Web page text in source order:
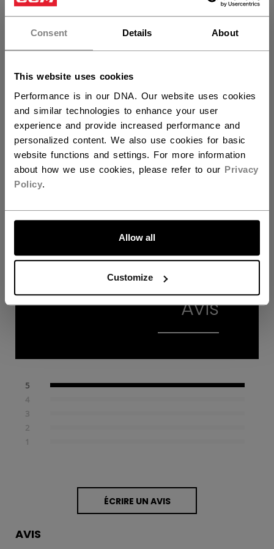
Consent Details About
This website uses cookies
Performance is in our DNA. Our website uses cookies
and similar technologies to enhance your user
experience and provide increased performance and
personalized content. We also use cookies for basic
website functions and settings. For more information
about how we use cookies, please refer to our Privacy
Policy.
Allow all
Customize
Vous souhaitez expédier des
produits aux États-Unis ?
ALLONS-Y !
IDENTIFICATION
HTR45A-AD
GROUPE D'ÂGE
Adult
ÉVALUATIONS
Proposé par
5.0 5.0 star rating
Avis
5
4
3
2
1
ÉCRIRE UN AVIS
AVIS